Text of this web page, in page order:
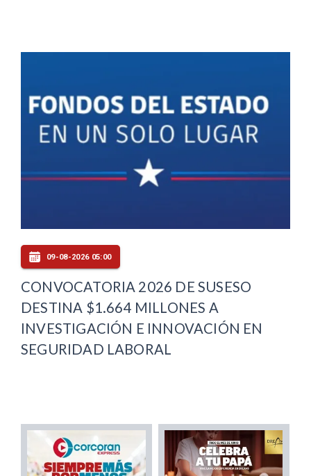
09-08-2026 05:00
CONVOCATORIA 2026 DE SUSESO
DESTINA $1.664 MILLONES A
INVESTIGACIÓN E INNOVACIÓN EN
SEGURIDAD LABORAL